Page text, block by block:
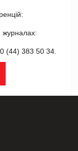
журналах:
(44) 383 50 34.